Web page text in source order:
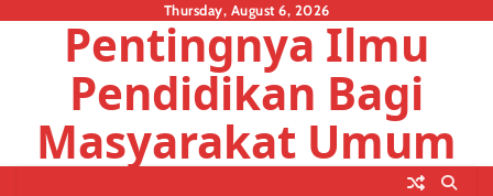
Thursday, August 6, 2026
Pentingnya Ilmu
Pendidikan Bagi
Masyarakat Umum